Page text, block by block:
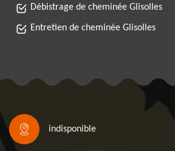
Débistrage de cheminée Glisolles
Entretien de cheminée Glisolles
indisponible